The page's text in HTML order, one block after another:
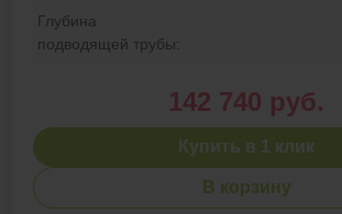
Глубина
подводящей трубы:
142 740 руб.
Купить в 1 клик
В корзину